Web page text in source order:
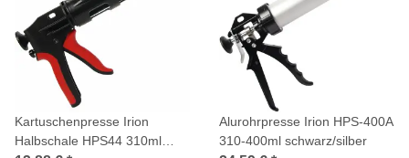
Kartuschenpresse Irion
Halbschale HPS44 310ml
Alurohrpresse Irion HPS-400A
310-400ml schwarz/silber